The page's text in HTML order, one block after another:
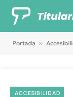
Portada »
ACCESIBILIDAD